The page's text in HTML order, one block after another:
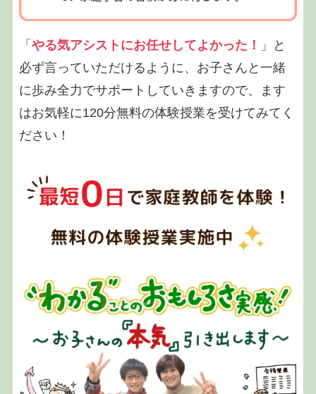
「 やる気アシストにお任せしてよかった！
」と
必ず言っていただけるように、お子さんと一緒
に歩み全力でサポートしていきますので、ます
はお気軽に120分無料の体験授業を受けてみてく
ださい！